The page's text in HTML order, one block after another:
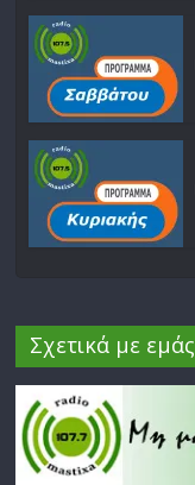
Σχετικά με εμάς